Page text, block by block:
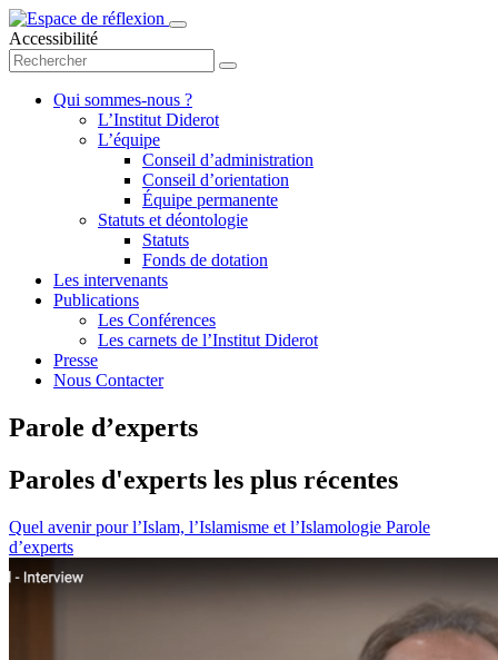
Accessibilité
Qui sommes-nous ?
L’Institut Diderot
L’équipe
Conseil d’administration
Conseil d’orientation
Équipe permanente
Statuts et déontologie
Statuts
Fonds de dotation
Les intervenants
Publications
Les Conférences
Les carnets de l’Institut Diderot
Presse
Nous Contacter
Parole d’experts
Paroles d'experts les plus récentes
Quel avenir pour l’Islam, l’Islamisme et l’Islamologie Parole
d’experts